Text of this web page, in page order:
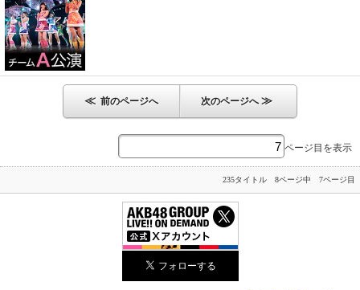
≪ 前のページへ 次のページへ≫
ページ目を表示
235タイトル 8ページ中 7ページ目